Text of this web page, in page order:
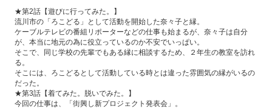
★第2話【遊びに行ってみた。】
流川市の「ろこどる」として活動を開始した奈々子と縁。
ケーブルテレビの番組リポーターなどの仕事も始まるが、奈々子は自分
が、本当に地元の為に役立っているのか不安でいっぱい。
そこで、同じ学校の先輩でもある縁に相談するため、２年生の教室を訪れ
る。
そこには、ろこどるとして活動している時とは違った雰囲気の縁がいるの
だった。
★第3話【着てみた。脱いでみた。】
今回の仕事は、「街興し新プロジェクト発表会」。